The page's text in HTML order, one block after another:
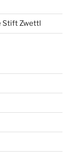
Stift Zwettl